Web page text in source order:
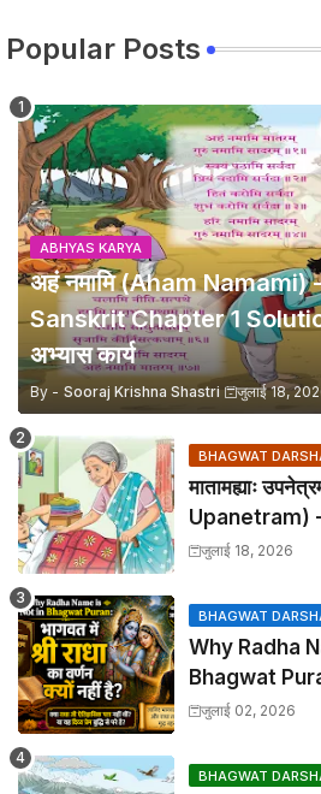
Popular Posts
ABHYAS KARYA
अहं नमामि (Aham Namami)
Sanskrit Chapter 1
अभ्यास कार्य
By - Sooraj Krishna Shastri जुलाई 18,
BHAGWAT
मातामह्याः
Upanetram)
Chapter 2
जुलाई 18, 2026
BHAGWAT
Why Radha
Bhagwat
वर्णन क्यों नहीं है?
जुलाई 02, 2026
BHAGWAT